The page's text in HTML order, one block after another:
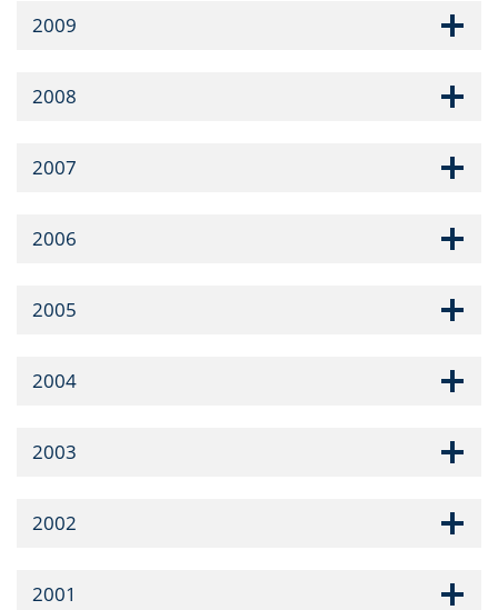
2009
2008
2007
2006
2005
2004
2003
2002
2001